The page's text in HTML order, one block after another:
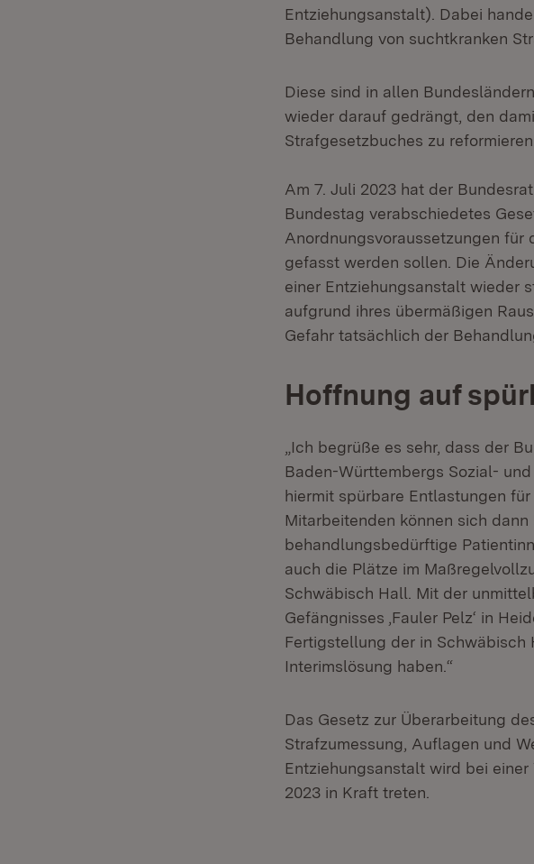
Entziehungsanstalt). Dabei
Behandlung von suchtkranken
Diese sind in allen
wieder darauf gedrängt, den
Strafgesetzbuches zu reformieren.
Am 7. Juli 2023 hat der
Bundestag verabschiedetes
Anordnungsvoraussetzungen für
gefasst werden sollen. Die
einer Entziehungsanstalt wieder
aufgrund ihres übermäßigen
Gefahr tatsächlich der
Hoffnung auf
„Ich begrüße es sehr, dass der
Baden-Württembergs Sozial-
hiermit spürbare Entlastungen
Mitarbeitenden können sich
behandlungsbedürftige
auch die Plätze im
Schwäbisch Hall. Mit der
Gefängnisses ‚Fauler Pelz‘ in
Fertigstellung der in Schwäbisch
Interimslösung haben.“
Das Gesetz zur Überarbeitung
Strafzumessung, Auflagen und
Entziehungsanstalt wird bei
2023 in Kraft treten.